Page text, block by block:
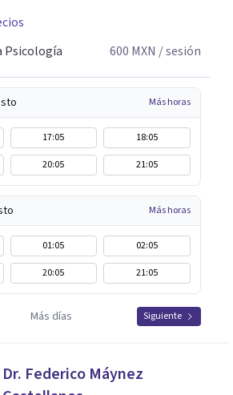
Psicología
600 MXN / sesión
Más horas
17:05
18:05
20:05 21:05
Más horas
01:05
02:05
20:05 21:05
Más días Siguiente
Dr. Federico Máynez